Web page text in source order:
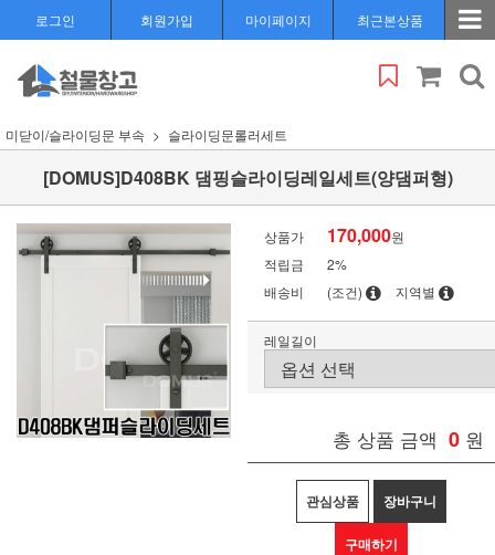
로그인 회원가입 마이페이지 최근본상품
미닫이/슬라이딩문 부속 슬라이딩문롤러세트
[DOMUS]D408BK 댐핑슬라이딩레일세트(양댐퍼형)
상품가 170,000원
적립금
2%
배송비
(조건) 지역별
레일길이
총 상품 금액 0 원
관심상품 장바구니
구매하기